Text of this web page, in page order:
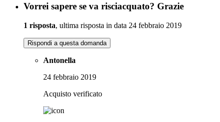
Vorrei sapere se va risciacquato? Grazie
1 risposta, ultima risposta in data 24 febbraio 2019
Rispondi a questa domanda
Antonella
24 febbraio 2019
Acquisto verificato